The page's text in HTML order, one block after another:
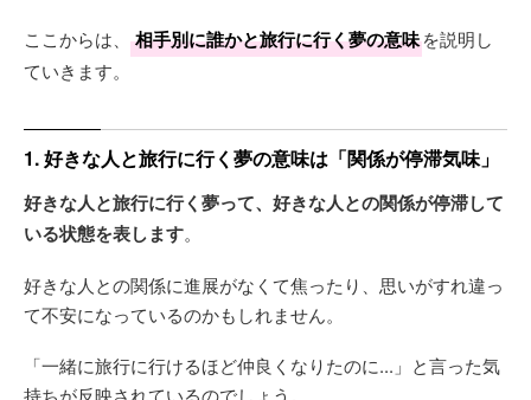
ここからは、 相手別に誰かと旅行に行く夢の意味を説明し
ていきます。
1. 好きな人と旅行に行く夢の意味は「関係が停滞気味」
好きな人と旅行に行く夢って、好きな人との関係が停滞して
いる状態を表します。
好きな人との関係に進展がなくて焦ったり、思いがすれ違っ
て不安になっているのかもしれません。
「一緒に旅行に行けるほど仲良くなりたのに...」と言った気
持ちが反映されているのでしょう。